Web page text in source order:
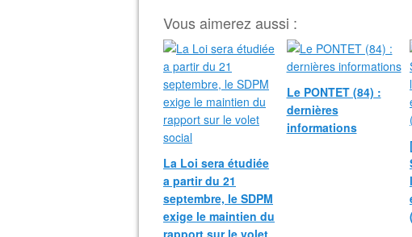
Vous aimerez aussi :
La Loi sera étudiée
a partir du 21
septembre, le SDPM
exige le maintien du
rapport sur le volet
Le PONTET (84) :
dernières
informations